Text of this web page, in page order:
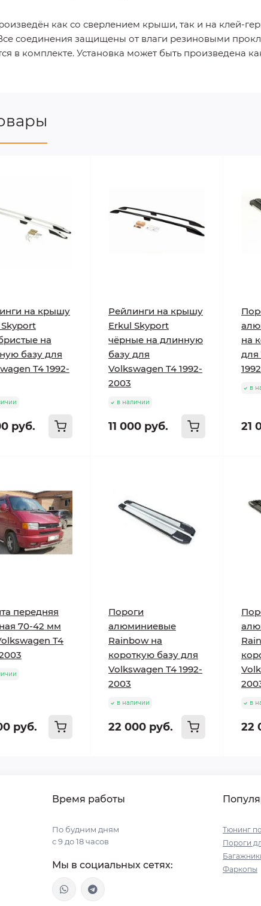
как со сверлением крыши, так и на клей-
соединения защищены от влаги резиновыми
в комплекте. Установка может быть произведена
на крышу
на
базу для
T4 1992-
руб.
Рейлинги на крышу
Erkul Skyport
чёрные на длинную
базу для
Volkswagen T4 1992-
2003
в наличии
11 000 руб.
на
для
в
21
передняя
70-42 мм
T4
руб.
Пороги
алюминиевые
Rainbow на
короткую базу для
Volkswagen T4 1992-
2003
в наличии
22 000 руб.
в
22
Время работы
По будним дням
с 9 до 18 часов
Мы в социальных сетях:
Тюнинг
Пороги
Фаркопы